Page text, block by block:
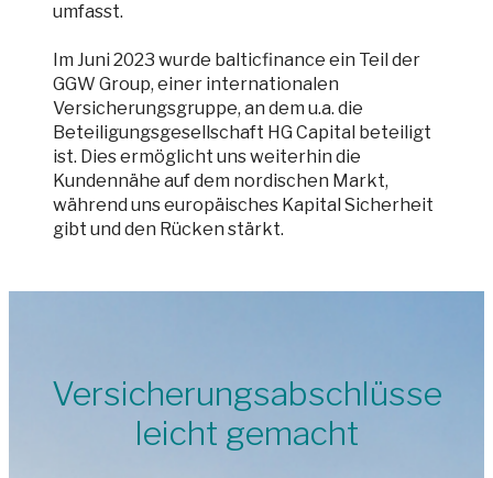
umfasst.
Im Juni 2023 wurde balticfinance ein Teil der
GGW Group, einer internationalen
Versicherungsgruppe, an dem u.a. die
Beteiligungsgesellschaft HG Capital beteiligt
ist. Dies ermöglicht uns weiterhin die
Kundennähe auf dem nordischen Markt,
während uns europäisches Kapital Sicherheit
gibt und den Rücken stärkt.
Versicherungsabschlüsse
leicht gemacht